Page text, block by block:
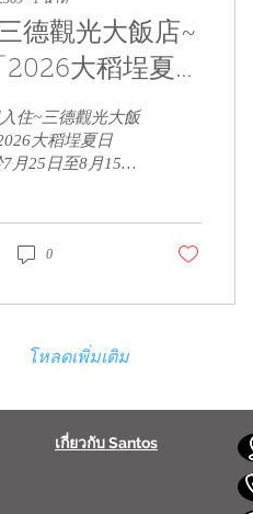
德觀光大飯店~
2026大稻埕夏日
於7月25日至8月
盛大登場
住~三德觀光大飯
大稻埕夏日
7月25日至8月15日
水岸光廊。活動
地點：台北市延
5 號水門）。主題
月5日（三）：
0
โหลดเพิ่มเติม
เกี่ยวกับ Santos